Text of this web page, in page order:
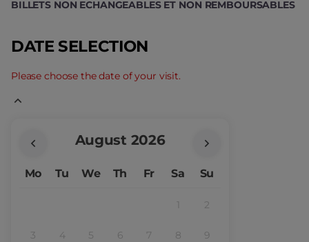
BILLETS NON ECHANGEABLES ET NON REMBOURSABLES
DATE SELECTION
Please choose the date of your visit.
Current
August 2026
Mo Tu We Th Fr Sa Su
1
Inactive
2
Inactive
3
4 5 6 7 8 9